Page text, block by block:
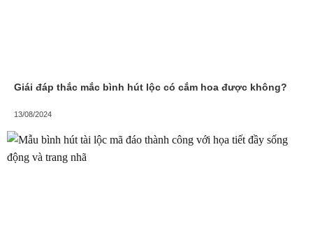
Giái đáp thắc mắc bình hút lộc có cắm hoa được không?
13/08/2024